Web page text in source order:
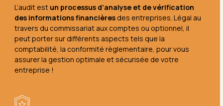
L’audit est un processus d’analyse et de vérification
des informations financières des entreprises. Légal au
travers du commissariat aux comptes ou optionnel, il
peut porter sur différents aspects tels que la
comptabilité, la conformité règlementaire, pour vous
assurer la gestion optimale et sécurisée de votre
entreprise !